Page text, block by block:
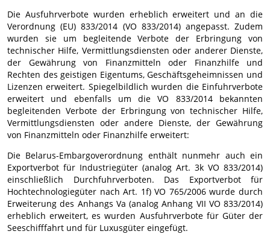
Die Ausfuhrverbote wurden erheblich erweitert und an die
Verordnung (EU) 833/2014 (VO 833/2014) angepasst. Zudem
wurden sie um begleitende Verbote der Erbringung von
technischer Hilfe, Vermittlungsdiensten oder anderer Dienste,
der Gewährung von Finanzmitteln oder Finanzhilfe und
Rechten des geistigen Eigentums, Geschäftsgeheimnissen und
Lizenzen erweitert. Spiegelbildlich wurden die Einfuhrverbote
erweitert und ebenfalls um die VO 833/2014 bekannten
begleitenden Verbote der Erbringung von technischer Hilfe,
Vermittlungsdiensten oder andere Dienste, der Gewährung
von Finanzmitteln oder Finanzhilfe erweitert:
Die Belarus-Embargoverordnung enthält nunmehr auch ein
Exportverbot für Industriegüter (analog Art. 3k VO 833/2014)
einschließlich Durchfuhrverboten. Das Exportverbot für
Hochtechnologiegüter nach Art. 1f) VO 765/2006 wurde durch
Erweiterung des Anhangs Va (analog Anhang VII VO 833/2014)
erheblich erweitert, es wurden Ausfuhrverbote für Güter der
Seeschifffahrt und für Luxusgüter eingefügt.